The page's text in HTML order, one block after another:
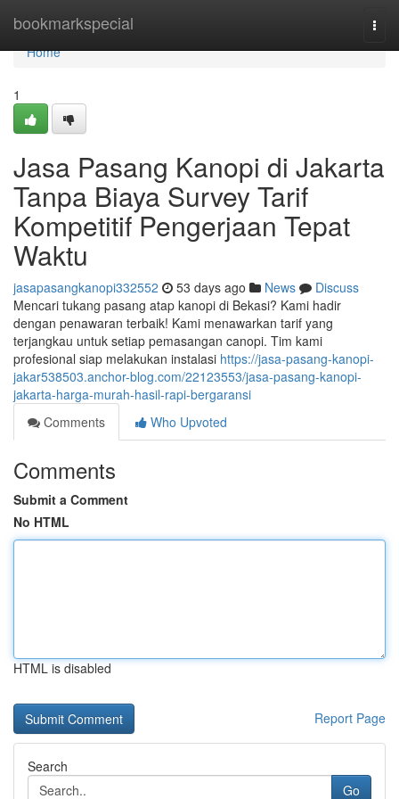
bookmarkspecial
Home
Home
1
Jasa Pasang Kanopi di Jakarta
Tanpa Biaya Survey Tarif
Kompetitif Pengerjaan Tepat
Waktu
jasapasangkanopi332552 53 days ago News
Discuss
Mencari tukang pasang atap kanopi di Bekasi? Kami hadir
dengan penawaran terbaik! Kami menawarkan tarif yang
terjangkau untuk setiap pemasangan canopi. Tim kami
profesional siap melakukan instalasi https://jasa-pasang-kanopi-
jakar538503.anchor-blog.com/22123553/jasa-pasang-kanopi-
jakarta-harga-murah-hasil-rapi-bergaransi
Comments
Who Upvoted
Comments
Submit a Comment
No HTML
HTML is disabled
Report Page
Search
Go